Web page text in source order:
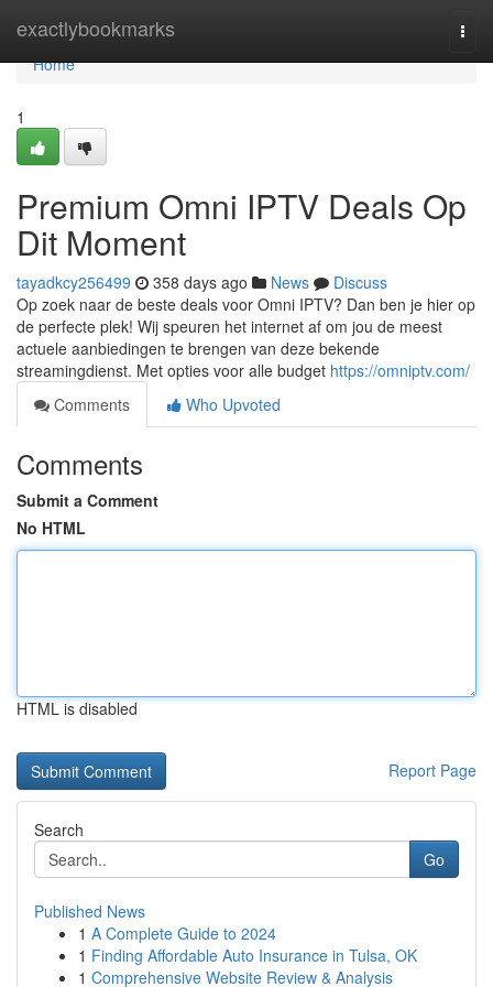
exactlybookmarks
Home
Home
1
Premium Omni IPTV Deals Op
Dit Moment
tayadkcy256499 358 days ago News
Discuss
Op zoek naar de beste deals voor Omni IPTV? Dan ben je hier op
de perfecte plek! Wij speuren het internet af om jou de meest
actuele aanbiedingen te brengen van deze bekende
streamingdienst. Met opties voor alle budget https://omniptv.com/
Comments
Who Upvoted
Comments
Submit a Comment
No HTML
HTML is disabled
Report Page
Search
Go
Published News
1 A Complete Guide to 2024
1 Finding Affordable Auto Insurance in Tulsa, OK
1 Comprehensive Website Review & Analysis